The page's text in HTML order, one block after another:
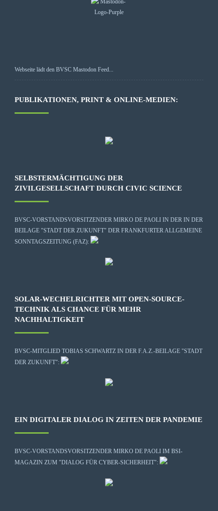
Webseite lädt den BVSC Mastodon Feed...
PUBLIKATIONEN, PRINT & ONLINE-MEDIEN:
SELBSTERMÄCHTIGUNG DER
ZIVILGESELLSCHAFT DURCH CIVIC SCIENCE
BVSC-VORSTANDSVORSITZENDER MIRKO DE PAOLI IN DER IN DER
BEILAGE "STADT DER ZUKUNFT" DER FRANKFURTER ALLGEMEINE
SONNTAGSZEITUNG (FAZ):
SOLAR-WECHELRICHTER MIT OPEN-SOURCE-
TECHNIK ALS CHANCE FÜR MEHR
NACHHALTIGKEIT
BVSC-MITGLIED TOBIAS SCHWARTZ IN DER F.A.Z.-BEILAGE "STADT
DER ZUKUNFT":
EIN DIGITALER DIALOG IN ZEITEN DER PANDEMIE
BVSC-VORSTANDSVORSITZENDER MIRKO DE PAOLI IM BSI-
MAGAZIN ZUM "DIALOG FÜR CYBER-SICHERHEIT":